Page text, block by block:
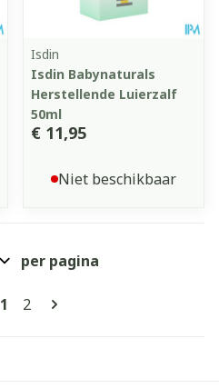
Isdin
Isdin Babynaturals
Herstellende Luierzalf
50ml
€ 11,95
Niet beschikbaar
Pagina's
U lees momenteel pagina
1 Pagina
2
per pagina